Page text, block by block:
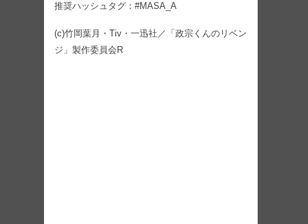
推奨ハッシュタグ：#MASA_A
(c)竹岡葉月・Tiv・一迅社／「政宗くんのリベン
ジ」製作委員会R